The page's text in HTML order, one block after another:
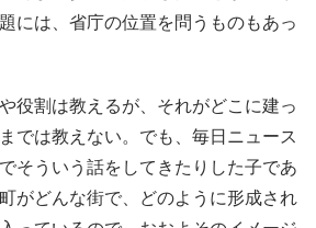
には、省庁の位置を問うものもあっ
役割は教えるが、それがどこに建っ
では教えない。でも、毎日ニュース
そういう話をしてきたりした子であ
がどんな街で、どのように形成され